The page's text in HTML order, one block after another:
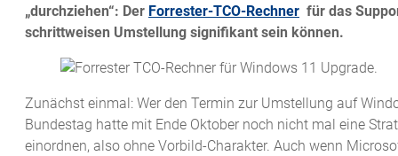
„durchziehen“: Der Forrester-TCO-Rechner für das
schrittweisen Umstellung signifikant sein können.
Zunächst einmal: Wer den Termin zur Umstellung auf
Bundestag hatte mit Ende Oktober noch nicht mal eine
einordnen, also ohne Vorbild-Charakter. Auch wenn